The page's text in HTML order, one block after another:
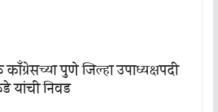
काँग्रेसच्या पुणे जिल्हा उपाध्यक्षपदी
यांची निवड